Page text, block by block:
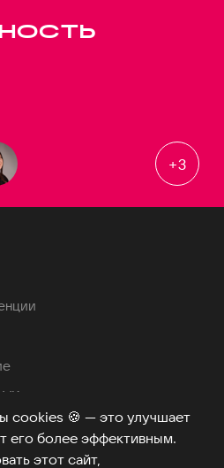
cookies 🍪 — это улучшает
его более эффективным.
этот сайт,
+3
вопросы